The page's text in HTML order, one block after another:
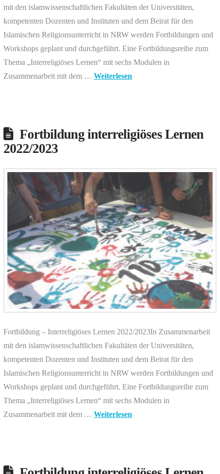
mit den islamwissenschaftlichen Fakultäten der Universitäten,
kompetenten Dozenten und Instituten und dem Beirat für den
Islamischen Religionsunterricht in NRW werden Fortbildungen und
Workshops geplant und durchgeführt. Eine Fortbildungsreihe zum
Thema „Interreligiöses Lernen“ mit sechs Modulen in
Zusammenarbeit mit dem … Weiterlesen
Fortbildung interreligiöses Lernen
2022/2023
Fortbildung – Interreligiöses Lernen 2022/2023In Zusammenarbeit
mit den islamwissenschaftlichen Fakultäten der Universitäten,
kompetenten Dozenten und Instituten und dem Beirat für den
Islamischen Religionsunterricht in NRW werden Fortbildungen und
Workshops geplant und durchgeführt. Eine Fortbildungsreihe zum
Thema „Interreligiöses Lernen“ mit sechs Modulen in
Zusammenarbeit mit dem … Weiterlesen